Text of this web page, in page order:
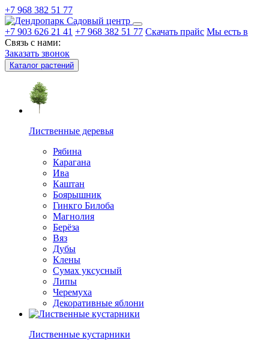
+7 968 382 51 77
Садовый центр
+7 903 626 21 41 +7 968 382 51 77 Скачать прайс Мы есть в
Связь с нами:
Заказать звонок
Каталог растений
Лиственные деревья
Рябина
Карагана
Ива
Каштан
Боярышник
Гинкго Билоба
Магнолия
Берёза
Вяз
Дубы
Клены
Сумах уксусный
Липы
Черемуха
Декоративные яблони
Лиственные кустарники